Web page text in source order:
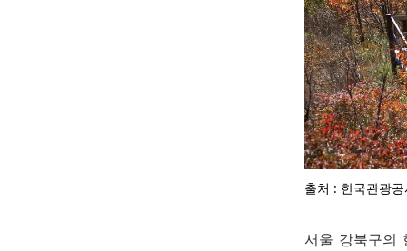
출처 : 한국관광
서울 강북구의